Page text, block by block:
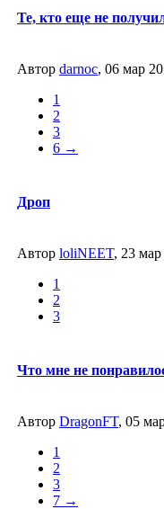
Те, кто еще не
Автор darnoc, 06 мар
1
2
3
6 →
Дроп
Автор loliNEET, 23 мар
1
2
3
Что мне не
Автор DragonFT, 05
1
2
3
7 →